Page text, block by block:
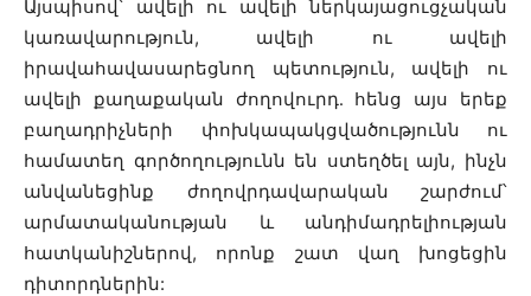
Այսպիսով՝ ավելի ու ավելի ներկայացուցչական
կառավարություն, ավելի ու ավելի
իրավահավասարեցնող պետություն, ավելի ու
ավելի քաղաքական ժողովուրդ․ հենց այս երեք
բաղադրիչների փոխկապակցվածությունն ու
համատեղ գործողությունն են ստեղծել այն, ինչն
անվանեցինք ժողովրդավարական շարժում՝
արմատականության և անդիմադրելիության
հատկանիշներով, որոնք շատ վաղ խոցեցին
դիտորդներին: